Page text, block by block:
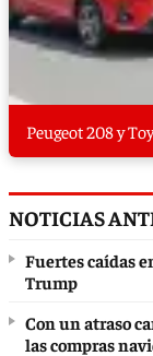
Peugeot 208 y
NOTICIAS
Fuertes caídas
Trump
Con un atraso
las compras